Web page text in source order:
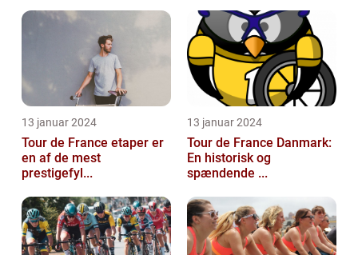
13 januar 2024
Tour de France etaper er
en af de mest
prestigefyl...
13 januar 2024
Tour de France Danmark:
En historisk og
spændende ...